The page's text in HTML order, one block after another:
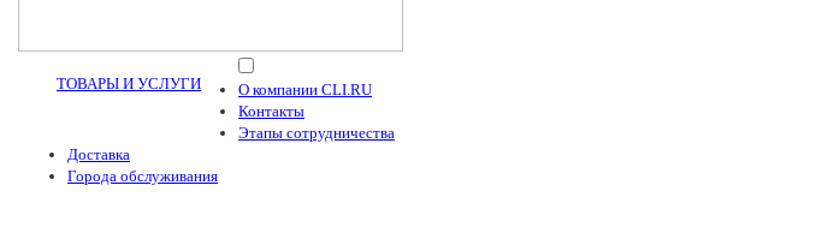
ТОВАРЫ И УСЛУГИ
О компании CLI.RU
Контакты
Этапы сотрудничества
Доставка
Города обслуживания